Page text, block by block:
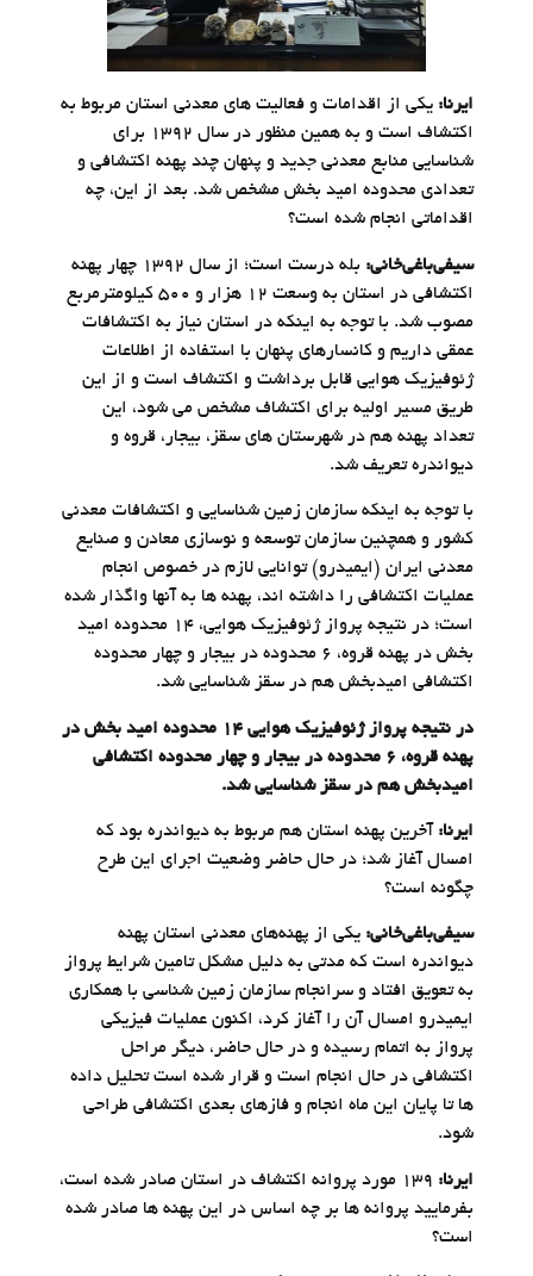
ایرنا: یکی از اقدامات و فعالیت های معدنی استان مربوط به
اکتشاف است و به همین منظور در سال ۱۳۹۲ برای
شناسایی منابع معدنی جدید و پنهان چند پهنه اکتشافی و
تعدادی محدوده امید بخش مشخص شد. بعد از این، چه
اقداماتی انجام شده است؟
سیفی‌باغی‌خانی:
بله درست است؛ از سال ۱۳۹۲ چهار پهنه
اکتشافی در استان به وسعت ۱۲ هزار و ۵۰۰ کیلومترمربع
مصوب شد. با توجه به اینکه در استان نیاز به اکتشافات
عمقی داریم و کانسارهای پنهان با استفاده از اطلاعات
ژئوفیزیک هوایی قابل برداشت و اکتشاف است و از این
طریق مسیر اولیه برای اکتشاف مشخص می شود، این
تعداد پهنه هم در شهرستان های سقز، بیجار، قروه و
دیواندره تعریف شد.
با توجه به اینکه سازمان زمین شناسایی و اکتشافات معدنی
کشور و همچنین سازمان توسعه و نوسازی معادن و صنایع
معدنی ایران (ایمیدرو) توانایی لازم در خصوص انجام
عملیات اکتشافی را داشته اند، پهنه ها به آنها واگذار شده
است؛ در نتیجه پرواز ژئوفیزیک هوایی، ۱۴ محدوده امید
بخش در پهنه قروه، ۶ محدوده در بیجار و چهار محدوده
اکتشافی امیدبخش هم در سقز شناسایی شد.
در نتیجه پرواز ژئوفیزیک هوایی ۱۴ محدوده امید بخش در
پهنه قروه، ۶ محدوده در بیجار و چهار محدوده اکتشافی
امیدبخش هم در سقز شناسایی شد.
ایرنا: آخرین پهنه استان هم مربوط به دیواندره بود که
امسال آغاز شد؛ در حال حاضر وضعیت اجرای این طرح
چگونه است؟
سیفی‌باغی‌خانی: یکی از پهنه‌های معدنی استان پهنه
دیواندره است که مدتی به دلیل مشکل تامین شرایط پرواز
به تعویق افتاد و سرانجام سازمان زمین شناسی با همکاری
ایمیدرو امسال آن را آغاز کرد، اکنون عملیات فیزیکی
پرواز به اتمام رسیده و در حال حاضر، دیگر مراحل
اکتشافی در حال انجام است و قرار شده است تحلیل داده
ها تا پایان این ماه انجام و فازهای بعدی اکتشافی طراحی
شود.
ایرنا:
۱۳۹ مورد پروانه اکتشاف در استان صادر شده است،
بفرمایید پروانه ها بر چه اساس در این پهنه ها صادر شده
است؟